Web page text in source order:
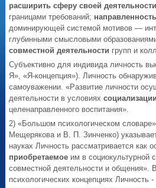
расширить сферу своей деятельности
границами требований;
доминирующей системой мотивов —
глубинными смысловыми
совместной деятельности групп и
Субъективно для индивида личность
Я», «Я-концепция»). Личность
самоуважении. «Развитие личности
деятельности в условияхсоциализации
целенаправленного воспитания».
2) «Большом психологическом
Мещерякова и В. П. Зинченко)
науках Личность рассматривается как
приобретаемое им в социокультурной
совместной деятельности и общения».
психологических концепциях Личность